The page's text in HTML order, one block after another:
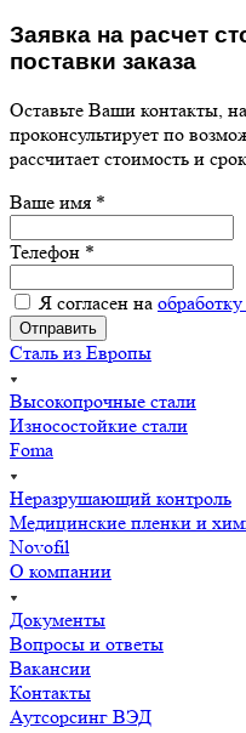
Заявка на расчет
поставки заказа
Оставьте Ваши контакты,
проконсультирует по
рассчитает стоимость и
Ваше имя *
Телефон *
Я согласен на
Сталь из Европы
Высокопрочные стали
Износостойкие стали
Foma
Неразрушающий контроль
Медицинские пленки и
Novofil
О компании
Документы
Вопросы и ответы
Вакансии
Контакты
Аутсорсинг ВЭД